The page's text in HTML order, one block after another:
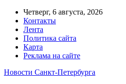
Четверг, 6 августа, 2026
Контакты
Лента
Политика сайта
Карта
Реклама на сайте
Новости Санкт-Петербурга